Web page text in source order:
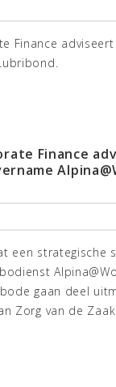
Finance
Finance
een strategische
gaan deel
Zorg van de